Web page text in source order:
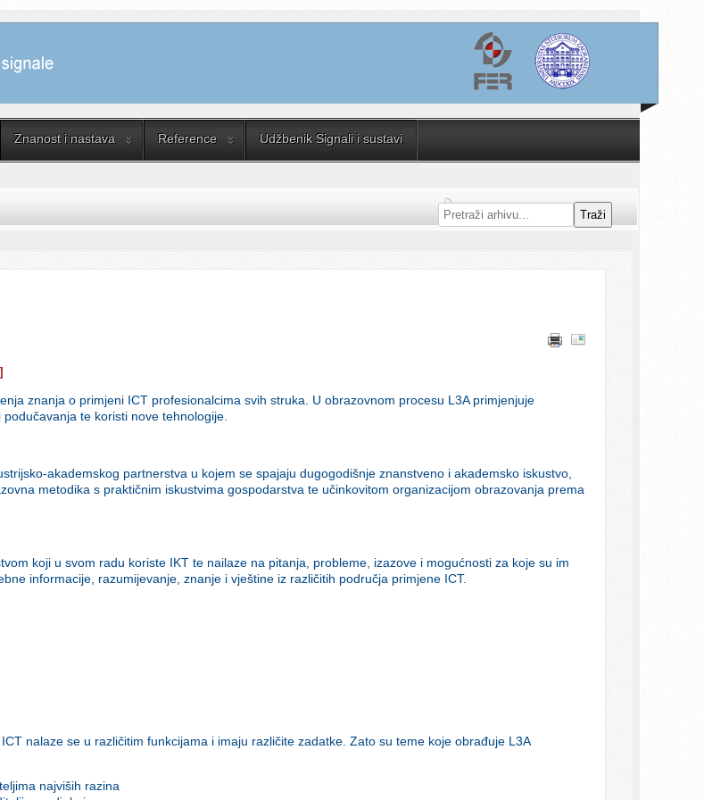
Znanost i nastava Reference Udžbenik Signali i sustavi
Traži
znanja o primjeni ICT profesionalcima svih struka. U obrazovnom procesu L3A primjenjuje
te koristi nove tehnologije.
akademskog partnerstva u kojem se spajaju dugogodišnje znanstveno i akademsko iskustvo,
metodika s praktičnim iskustvima gospodarstva te učinkovitom organizacijom obrazovanja prema
koji u svom radu koriste IKT te nailaze na pitanja, probleme, izazove i mogućnosti za koje su im
informacije, razumijevanje, znanje i vještine iz različitih područja primjene ICT.
nalaze se u različitim funkcijama i imaju različite zadatke. Zato su teme koje obrađuje L3A
najviših razina